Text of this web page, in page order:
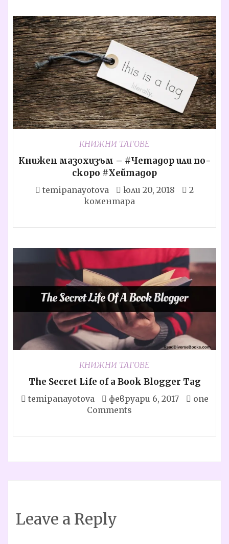
КНИЖНИ ТАГОВЕ
Книжен мазохизъм – #Четадор или по-
скоро #Хейтадор
temipanayotova юли 20, 2018
2
коментара
КНИЖНИ ТАГОВЕ
The Secret Life of a Book Blogger Tag
temipanayotova февруари 6, 2017
one
Comments
Leave a Reply